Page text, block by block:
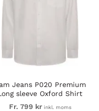
Jeans P020 Premium
sleeve Oxford Shirt
White
Fr. 799 krinkl. moms